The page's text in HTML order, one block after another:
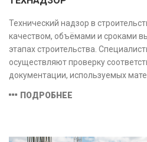
Технический надзор в
качеством, объёмами и сроками
этапах строительства.
осуществляют проверку
документации, используемых
безопасность и надёжность
ПОДРОБНЕЕ